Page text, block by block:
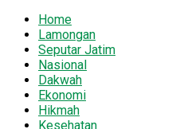
Home
Lamongan
Seputar Jatim
Nasional
Dakwah
Ekonomi
Hikmah
Kesehatan